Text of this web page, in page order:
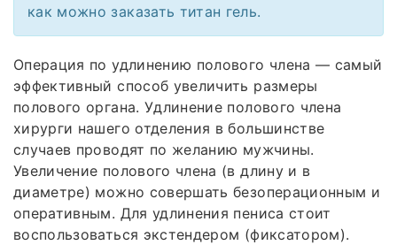
как можно заказать титан гель.
Операция по удлинению полового члена — самый
эффективный способ увеличить размеры
полового органа. Удлинение полового члена
хирурги нашего отделения в большинстве
случаев проводят по желанию мужчины.
Увеличение полового члена (в длину и в
диаметре) можно совершать безоперационным и
оперативным. Для удлинения пениса стоит
воспользоваться экстендером (фиксатором).